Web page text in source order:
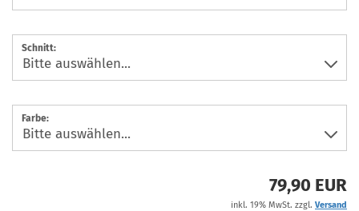
Schnitt:
Farbe:
79,90 EUR
inkl. 19% MwSt. zzgl. Versand